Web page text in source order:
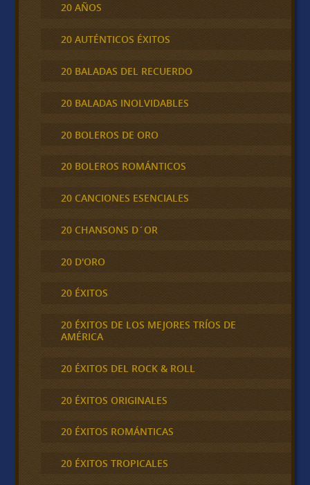
20 AÑOS
20 AUTÉNTICOS ÉXITOS
20 BALADAS DEL RECUERDO
20 BALADAS INOLVIDABLES
20 BOLEROS DE ORO
20 BOLEROS ROMÁNTICOS
20 CANCIONES ESENCIALES
20 CHANSONS D´OR
20 D'ORO
20 ÉXITOS
20 ÉXITOS DE LOS MEJORES TRÍOS DE
AMÉRICA
20 ÉXITOS DEL ROCK & ROLL
20 ÉXITOS ORIGINALES
20 ÉXITOS ROMÁNTICAS
20 ÉXITOS TROPICALES